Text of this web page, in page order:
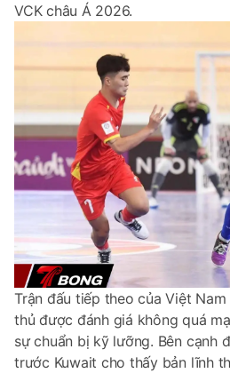
VCK châu Á 2026.
Trận đấu tiếp theo của Việt
thủ được đánh giá không quá
sự chuẩn bị kỹ lưỡng. Bên cạnh
trước Kuwait cho thấy bản lĩnh